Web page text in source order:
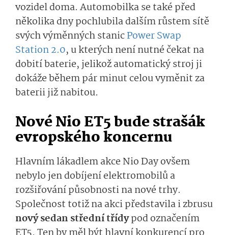
vozidel doma. Automobilka se také před
několika dny pochlubila dalším růstem sítě
svých výměnných stanicPower Swap
Station 2.0, u kterých není nutné čekat na
dobití baterie, jelikož automatický stroj ji
dokáže během pár minut celou vyměnit za
baterii již nabitou.
Nové Nio ET5 bude strašák
evropského koncernu
Hlavním lákadlem akce Nio Day ovšem
nebylo jen dobíjení elektromobilů a
rozšiřování působnosti na nové trhy.
Společnost totiž na akci představila i zbrusu
nový sedan střední třídypod označením